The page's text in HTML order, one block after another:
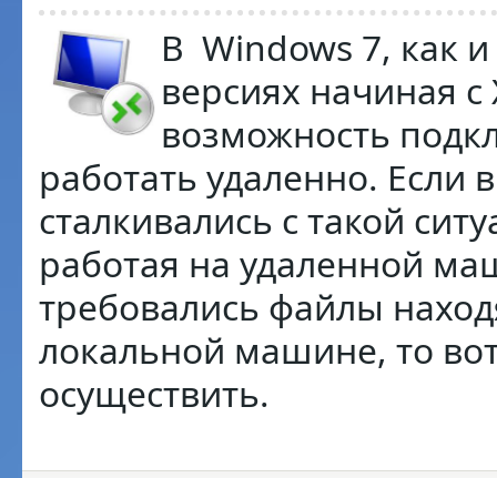
В Windows 7, как
версиях начиная с
возможность
работать удаленно. Если
сталкивались с такой
работая на удаленной
требовались файлы
локальной машине, то
осуществить.